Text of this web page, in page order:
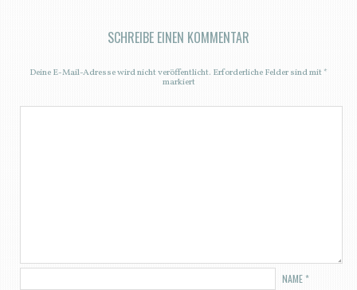
SCHREIBE EINEN KOMMENTAR
Deine E-Mail-Adresse wird nicht veröffentlicht. Erforderliche Felder sind mit*
markiert
NAME*